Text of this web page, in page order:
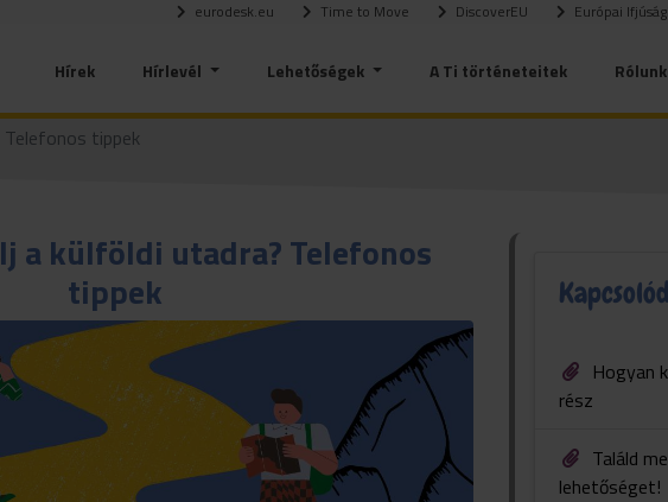
eurodesk.eu Time to Move DiscoverEU Európai
Hírek Hírlevél Lehetőségek A Ti történeteitek Rólunk
Telefonos tippek
a külföldi utadra? Telefonos
tippek
Hogyan
rész
Találd
lehetőséget!